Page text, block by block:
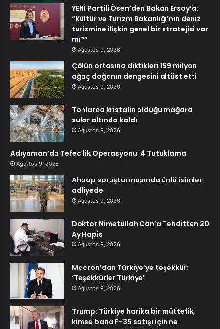
YENİ Partili Ösen’den Bakan Ersoy’a:
“Kültür ve Turizm Bakanlığı’nın deniz
turizmine ilişkin genel bir stratejisi var
mı?”
Ağustos 9, 2026
Çölün ortasına diktikleri 159 milyon
ağaç doğanın dengesini altüst etti
Ağustos 9, 2026
Tonlarca kristalin olduğu mağara
sular altında kaldı
Ağustos 9, 2026
Adıyaman’da Tefecilik Operasyonu: 4 Tutuklama
Ağustos 9, 2026
Ahbap soruşturmasında ünlü isimler
adliyede
Ağustos 9, 2026
Doktor Nimetullah Can’a Tehditten 20
Ay Hapis
Ağustos 9, 2026
Macron’dan Türkiye’ye teşekkür:
‘Teşekkürler Türkiye’
Ağustos 9, 2026
Trump: Türkiye harika bir müttefik,
kimse bana F-35 satışı için ne